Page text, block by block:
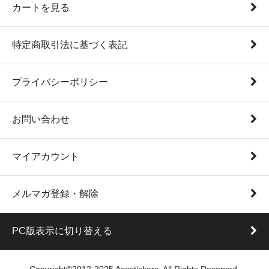
カートを見る
特定商取引法に基づく表記
プライバシーポリシー
お問い合わせ
マイアカウント
メルマガ登録・解除
PC版表示に切り替える